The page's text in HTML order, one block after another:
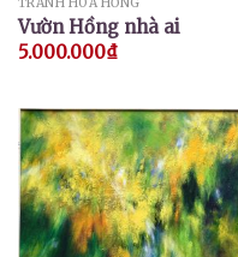
TRANH HOA HỒNG
Vườn Hồng nhà ai
5.000.000₫